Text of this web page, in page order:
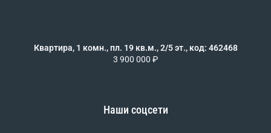
Квартира, 1 комн., пл. 19 кв.м., 2/5 эт., код: 462468
3 900 000 ₽
Наши соцсети